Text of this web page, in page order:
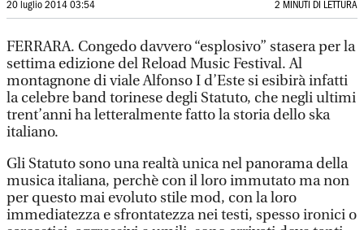
20 luglio 2014 03:54 2 MINUTI DI LETTURA
FERRARA. Congedo davvero “esplosivo” stasera per la
settima edizione del Reload Music Festival. Al
montagnone di viale Alfonso I d’Este si esibirà infatti
la celebre band torinese degli Statuto, che negli ultimi
trent’anni ha letteralmente fatto la storia dello ska
italiano.
Gli Statuto sono una realtà unica nel panorama della
musica italiana, perchè con il loro immutato ma non
per questo mai evoluto stile mod, con la loro
immediatezza e sfrontatezza nei testi, spesso ironici o